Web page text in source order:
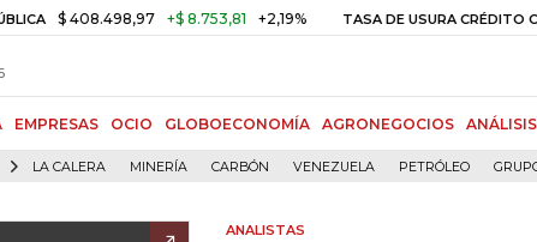
+$ 8.753,81 +2,19% TASA DE USURA CRÉDITO CONSUMO
EMPRESAS OCIO GLOBOECONOMÍA AGRONEGOCIOS ANÁLISIS
LA CALERA MINERÍA CARBÓN VENEZUELA PETRÓLEO
ANALISTAS